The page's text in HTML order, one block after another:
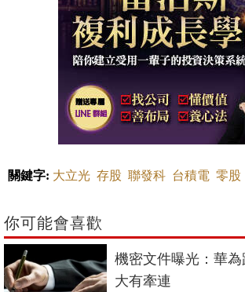
關鍵字: 大立光 存股 聯發科 台積電 零股
你可能會喜歡
機密文件曝光：華
大有牽連